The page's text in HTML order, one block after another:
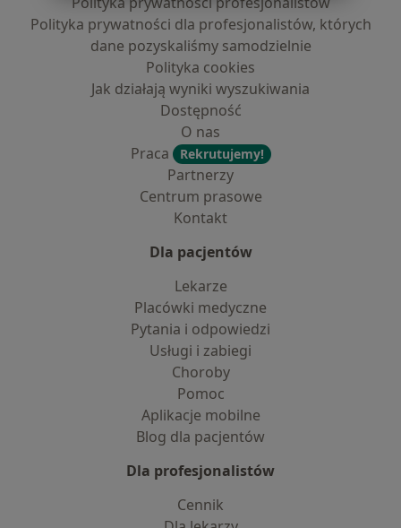
Polityka prywatności dla profesjonalistów, których
dane pozyskaliśmy samodzielnie
Polityka cookies
Jak działają wyniki wyszukiwania
Dostępność
O nas
Praca
Rekrutujemy!
Partnerzy
Centrum prasowe
Kontakt
Dla pacjentów
Lekarze
Placówki medyczne
Pytania i odpowiedzi
Usługi i zabiegi
Choroby
Pomoc
Aplikacje mobilne
Blog dla pacjentów
Dla profesjonalistów
Cennik